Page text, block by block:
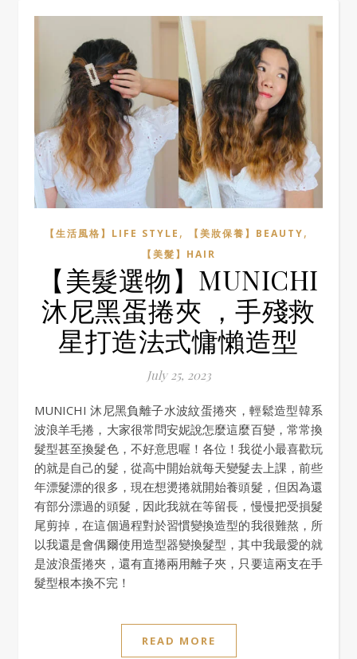
【生活風格】LIFE STYLE , 【美妝保養】BEAUTY,
【美髮】HAIR
【美髮選物】MUNICHI
沐尼黑蛋捲夾 ，手殘救
星打造法式慵懶造型
July 25, 2023
MUNICHI 沐尼黑負離子水波紋蛋捲夾，輕鬆造型韓系
波浪羊毛捲，大家很常問安妮說怎麼這麼百變，常常換
髮型甚至換髮色，不好意思喔！各位！我從小最喜歡玩
的就是自己的髮，從高中開始就每天變髮去上課，前些
年漂髮漂的很多，現在想燙捲就開始養頭髮，但因為還
有部分漂過的頭髮，因此我就在等留長，慢慢把受損髮
尾剪掉，在這個過程對於習慣變換造型的我很難熬，所
以我還是會偶爾使用造型器變換髮型，其中我最愛的就
是波浪蛋捲夾，還有直捲兩用離子夾，只要這兩支在手
髮型根本換不完！
READ MORE